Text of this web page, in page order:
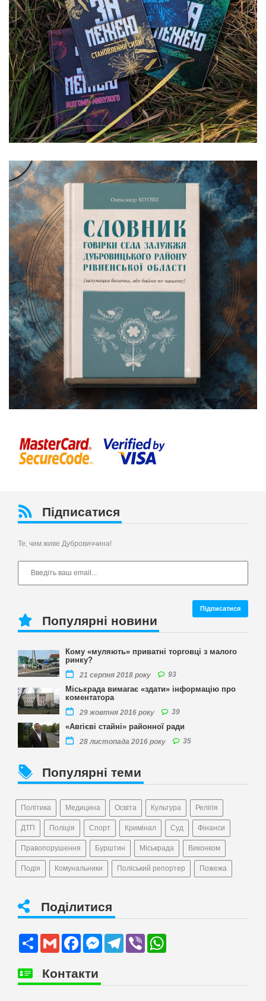
Підписатися
Те, чим живе Дубровиччина!
Популярні новини
Кому «муляють» приватні торговці з малого
ринку?
21 серпня 2018 року 93
Міськрада вимагає «здати» інформацію про
коментатора
29 жовтня 2016 року 39
«Авгієві стайні» районної ради
28 листопада 2016 року 35
Популярні теми
Політика Медицина Освіта Культура Релігія
ДТП Поліція Спорт Кримінал Суд Фінанси
Правопорушення Бурштин Міськрада Виконком
Подія Комунальники Поліський репортер Пожежа
Поділитися
Share Gmail FacebookMessengerTelegram
Viber
Контакти